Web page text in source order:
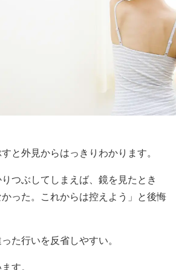
と外見からはっきりわかります。
つぶしてしまえば、鏡を見たとき
かった。これからは控えよう」と後悔
た行いを反省しやすい。
す。